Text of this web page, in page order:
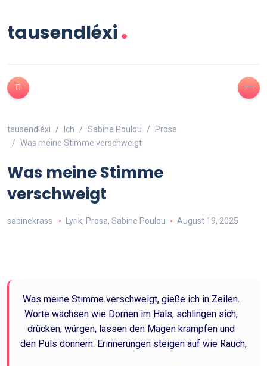
tausendléxi.
tausendléxi Ich Sabine Poulou
Prosa
Was meine Stimme verschweigt
Was meine Stimme
verschweigt
sabinekrass Lyrik, Prosa, Sabine Poulou August 19, 2025
Was meine Stimme verschweigt, gieße ich in Zeilen.
Worte wachsen wie Dornen im Hals, schlingen sich,
drücken, würgen, lassen den Magen krampfen und
den Puls donnern. Erinnerungen steigen auf wie Rauch,